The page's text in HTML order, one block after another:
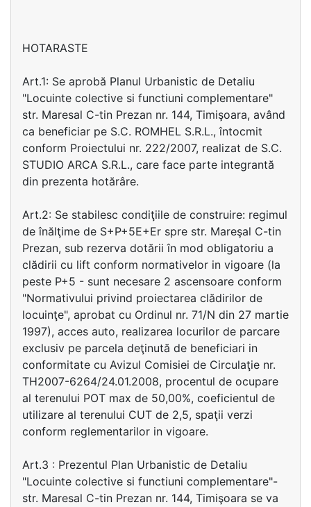
HOTARASTE
Art.1: Se aprobă Planul Urbanistic de Detaliu
"Locuinte colective si functiuni complementare"
str. Maresal C-tin Prezan nr. 144, Timişoara, având
ca beneficiar pe S.C. ROMHEL S.R.L., întocmit
conform Proiectului nr. 222/2007, realizat de S.C.
STUDIO ARCA S.R.L., care face parte integrantă
din prezenta hotărâre.
Art.2: Se stabilesc condiţiile de construire: regimul
de înălţime de S+P+5E+Er spre str. Mareşal C-tin
Prezan, sub rezerva dotării în mod obligatoriu a
clădirii cu lift conform normativelor in vigoare (la
peste P+5 - sunt necesare 2 ascensoare conform
"Normativului privind proiectarea clădirilor de
locuinţe", aprobat cu Ordinul nr. 71/N din 27 martie
1997), acces auto, realizarea locurilor de parcare
exclusiv pe parcela deţinută de beneficiari in
conformitate cu Avizul Comisiei de Circulaţie nr.
TH2007-6264/24.01.2008, procentul de ocupare
al terenului POT max de 50,00%, coeficientul de
utilizare al terenului CUT de 2,5, spaţii verzi
conform reglementarilor in vigoare.
Art.3 : Prezentul Plan Urbanistic de Detaliu
"Locuinte colective si functiuni complementare"-
str. Maresal C-tin Prezan nr. 144, Timişoara se va